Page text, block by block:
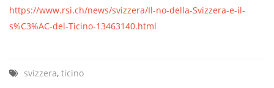
https://www.rsi.ch/news/svizzera/Il-no-della-Svizzera-e-il-
s%C3%AC-del-Ticino-13463140.html
svizzera, ticino